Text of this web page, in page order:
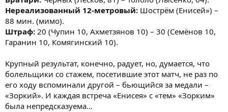
Нереализованный 12-метровый: Шострём (Енисей») –
88 мин. (мимо).
Штраф: 20 (Чупин 10, Ахметзянов 10) – 30 (Семёнов 10,
Гаранин 10, Комягинский 10).
Крупный результат, конечно, радует, но, думается, что
болельщики со стажем, посетившие этот матч, не раз по
его ходу вспоминали другой – бьющийся за медали –
«Зоркий». И каждая встреча «Енисея» с «тем» «Зорким»
была непредсказуема…